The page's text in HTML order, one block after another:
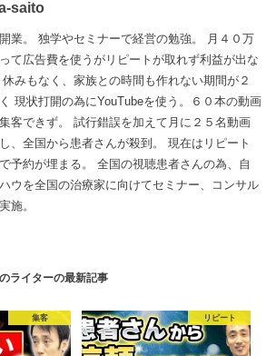
saito
業。 独学やセミナーで経営の勉強。 月４０万
て広告費を使うがリピートが取れず利益が出な
みもなく、家族との時間も作れない期間が２
現状打開の為にYouTubeを使う。６０本の動画
客できず。 試行錯誤を加えて月に２５名動画
、全国から患者さんが殺到。 現在はリピート
予約が埋まる。 全国の視聴患者さんの為、自
ウを全国の治療家に向けてセミナー、コンサル
施。
ライターの最新記事
集客 リピート